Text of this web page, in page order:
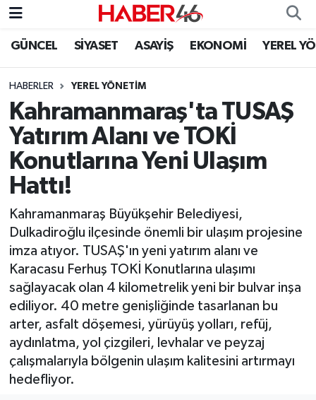
GÜNCEL SİYASET ASAYİŞ EKONOMİ YEREL
HABERLER YEREL YÖNETİM
Kahramanmaraş'ta TUSAŞ
Yatırım Alanı ve TOKİ
Konutlarına Yeni Ulaşım
Hattı!
Kahramanmaraş Büyükşehir Belediyesi,
Dulkadiroğlu ilçesinde önemli bir ulaşım projesine
imza atıyor. TUSAŞ'ın yeni yatırım alanı ve
Karacasu Ferhuş TOKİ Konutlarına ulaşımı
sağlayacak olan 4 kilometrelik yeni bir bulvar inşa
ediliyor. 40 metre genişliğinde tasarlanan bu
arter, asfalt döşemesi, yürüyüş yolları, refüj,
aydınlatma, yol çizgileri, levhalar ve peyzaj
çalışmalarıyla bölgenin ulaşım kalitesini artırmayı
hedefliyor.
GÜNCEL
SİYASET
EKONOMİ
SPOR
YAŞAM
TEKNOLOJİ
SAĞLIK
EĞİTİM
İLÇE HABERLERİ
KÜLTÜR-SANAT
Nöbetçi Eczaneler
Hava Durumu
Kahramanmaraş Namaz Vakitleri
Trafik Durumu
Süper Lig Puan Durumu ve Fikstür
Tüm Manşetler
Son Dakika Haberleri
Haber Arşivi